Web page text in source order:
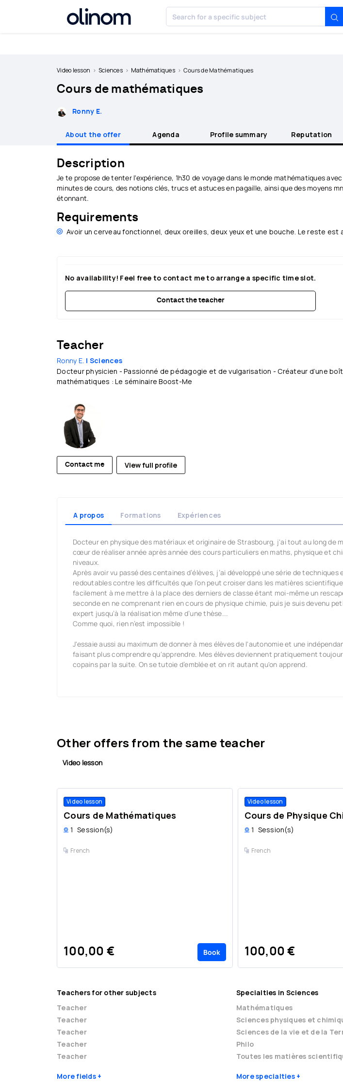
Video lesson Sciences Mathématiques Cours de Mathématiques
Cours de mathématiques
Ronny E.
About the offer Agenda Profile summary Reputation
Description
Je te propose de tenter l'expérience, 1h30 de voyage dans le monde mathématiques
minutes de cours, des notions clés, trucs et astuces en pagaille, ainsi que des moyens
étonnant.
Requirements
Avoir un cerveau fonctionnel, deux oreilles, deux yeux et une bouche. Le reste est
No availability! Feel free to contact me to arrange a specific time slot.
Contact the teacher
Teacher
Ronny E. | Sciences
Docteur physicien - Passionné de pédagogie et de vulgarisation - Créateur d’une
mathématiques : Le séminaire Boost-Me
Contact me View full profile
A propos Formations Expériences
Docteur en physique des matériaux et originaire de Strasbourg, j'ai tout au long de
cœur de réaliser année après année des cours particuliers en maths, physique et
niveaux.
Après avoir vu passé des centaines d’élèves, j’ai développé une série de techniques
redoutables contre les difficultés que l’on peut croiser dans les matières
facilement à me mettre à la place des derniers de classe étant moi-même un
seconde en ne comprenant rien en cours de physique chimie, puis je suis devenu
expert jusqu’à la réalisation même d’une thèse...
Comme quoi, rien n’est impossible !
J'essaie aussi au maximum de donner à mes élèves de l'autonomie et une
faisant plus comprendre qu'apprendre. Mes élèves deviennent pratiquement
copains par la suite. On se tutoie d’emblée et on rit autant qu'on apprend.
Other offers from the same teacher
Video lesson
Video lesson
Cours de Mathématiques
1 Session(s)
French
100,00 € Book
Video lesson
Cours de Physique
1 Session(s)
French
100,00 €
Teachers for other subjects
Teacher
Teacher
Teacher
Teacher
Teacher
More fields
Specialties in Sciences
Mathématiques
Sciences physiques et
Sciences de la vie et de la
Philo
Toutes les matières
More specialties
Cookies management panel